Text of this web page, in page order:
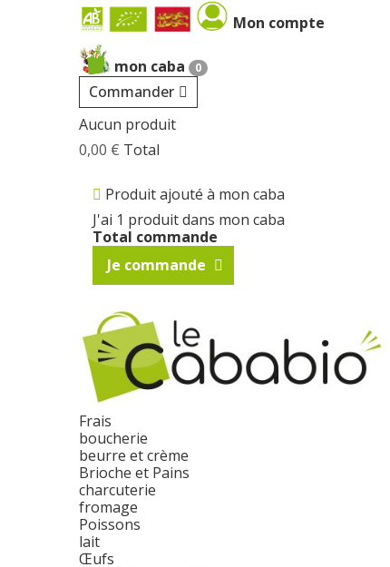
Mon compte
mon caba 0
Commander
Aucun produit
0,00 € Total
Produit ajouté à mon caba
J'ai 1 produit dans mon caba
Total commande
Je commande
Frais
boucherie
beurre et crème
Brioche et Pains
charcuterie
fromage
Poissons
lait
Œufs
Cookies management panel